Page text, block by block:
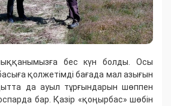
бес күн болды. Осы
қолжетімді бағада мал азығын
да ауыл тұрғындарын шөппен
бар. Қазір «қоңырбас» шөбін